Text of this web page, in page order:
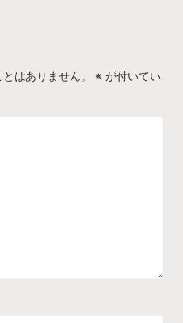
はありません。 ※ が付いてい